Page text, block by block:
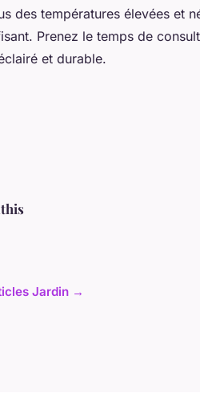
des températures élevées et
Prenez le temps de
et durable.
Jardin →